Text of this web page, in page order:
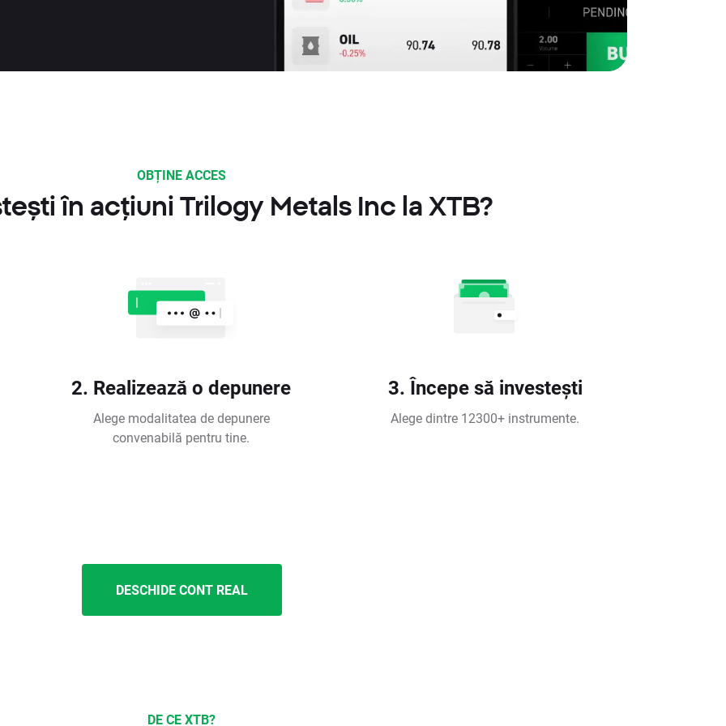
OBȚINE ACCES
în acțiuni Trilogy Metals Inc la XTB?
2. Realizează o depunere
Alege modalitatea de depunere
convenabilă pentru tine.
3. Începe să investești
Alege dintre 12300+ instrumente.
DESCHIDE CONT REAL
DE CE XTB?